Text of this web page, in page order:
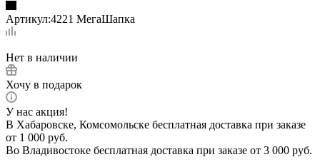
Артикул:4221 МегаШапка
Нет в наличии
Хочу в подарок
У нас акция!
В Хабаровске, Комсомольске бесплатная доставка при заказе
от 1 000 руб.
Во Владивостоке бесплатная доставка при заказе от 3 000 руб.